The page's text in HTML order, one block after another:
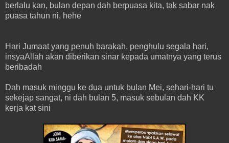
berlalu kan, bulan depan dah berpuasa kita, tak sabar nak
puasa tahun ni, hehe
Hari Jumaat yang penuh barakah, penghulu segala hari,
insyaAllah akan diberikan sinar kepada umatnya yang terus
beribadah
Dah masuk minggu ke dua untuk bulan Mei, sehari-hari tu
sekejap sangat, ni dah bulan 5, masuk sebulan dah KK
kerja kat sini